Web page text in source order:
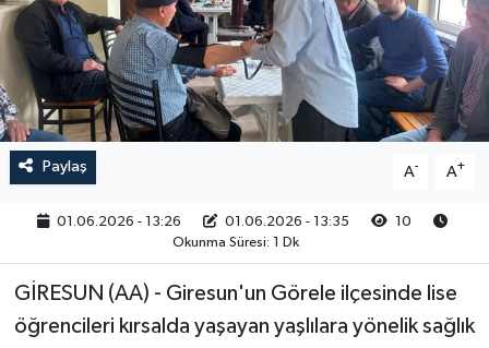
Paylaş A- A+
01.06.2026 - 13:26 01.06.2026 - 13:35
10
Okunma Süresi: 1 Dk
GİRESUN (AA) - Giresun'un Görele ilçesinde lise
öğrencileri kırsalda yaşayan yaşlılara yönelik sağlık
RESMİ İLAN